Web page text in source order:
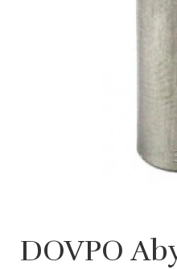
DOVPO